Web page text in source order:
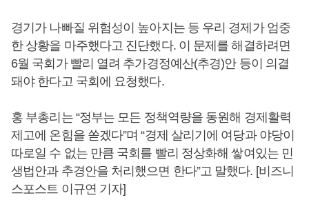
경기가 나빠질 위험성이 높아지는 등 우리 경제가 엄중
한 상황을 마주했다고 진단했다. 이 문제를 해결하려면
6월 국회가 빨리 열려 추가경정예산(추경)안 등이 의결
돼야 한다고 국회에 요청했다.
홍 부총리는 “정부는 모든 정책역량을 동원해 경제활력
제고에 온힘을 쏟겠다”며 “경제 살리기에 여당과 야당이
따로일 수 없는 만큼 국회를 빨리 정상화해 쌓여있는 민
생법안과 추경안을 처리했으면 한다”고 말했다. [비즈니
스포스트 이규연 기자]